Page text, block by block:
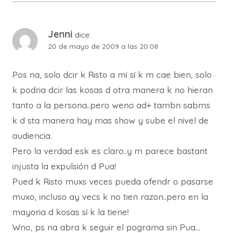
Jenni dice:
20 de mayo de 2009 a las 20:08
Pos na, solo dcir k Risto a mí sí k m cae bien, solo
k podria dcir las kosas d otra manera k no hieran
tanto a la persona..pero weno ad+ tambn sabms
k d sta manera hay mas show y sube el nivel de
audiencia.
Pero la verdad esk es claro..y m parece bastant
injusta la expulsión d Pua!
Pued k Risto muxs veces pueda ofendr o pasarse
muxo, incluso ay vecs k no tien razon..pero en la
mayoria d kosas sí k la tiene!
Wno, ps na abra k seguir el pograma sin Pua…